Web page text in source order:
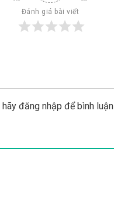
Đánh giá bài viết
hãy đăng nhập để bình luận